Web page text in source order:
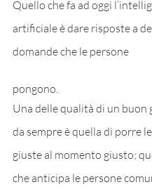
Quello che fa ad oggi
artificiale è dare risposte a
domande che le persone
pongono.
Una delle qualità di un buon
da sempre è quella di porre
giuste al momento giusto;
che anticipa le persone